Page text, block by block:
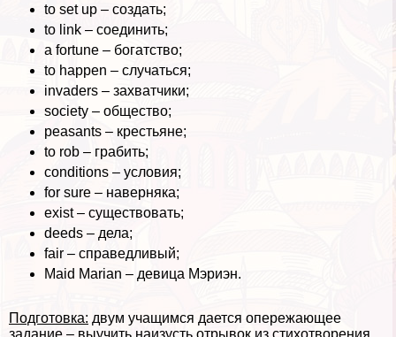
to set up – создать;
to link – соединить;
a fortune – богатство;
to happen – случаться;
invaders – захватчики;
society – общество;
peasants – крестьяне;
to rob – грабить;
conditions – условия;
for sure – наверняка;
exist – существовать;
deeds – дела;
fair – справедливый;
Maid Marian – дeвица Мэриэн.
Подготовка: двум учащимся дается опережающее